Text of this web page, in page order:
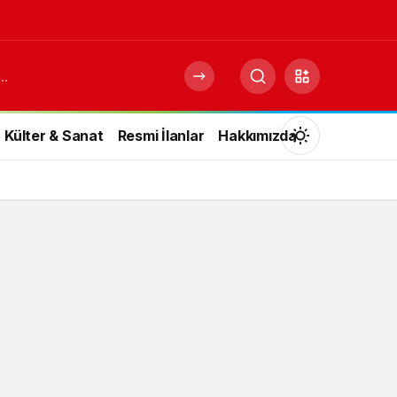
Külter & Sanat Resmi İlanlar HakkımızdaMod
değiştir